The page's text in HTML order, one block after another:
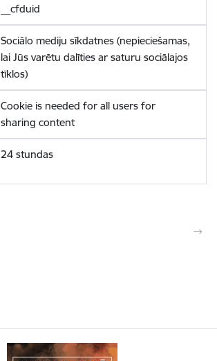
__cfduid
Sociālo mediju sīkdatnes (nepieciešamas,
lai Jūs varētu dalīties ar saturu sociālajos
tīklos)
Cookie is needed for all users for
sharing content
24 stundas